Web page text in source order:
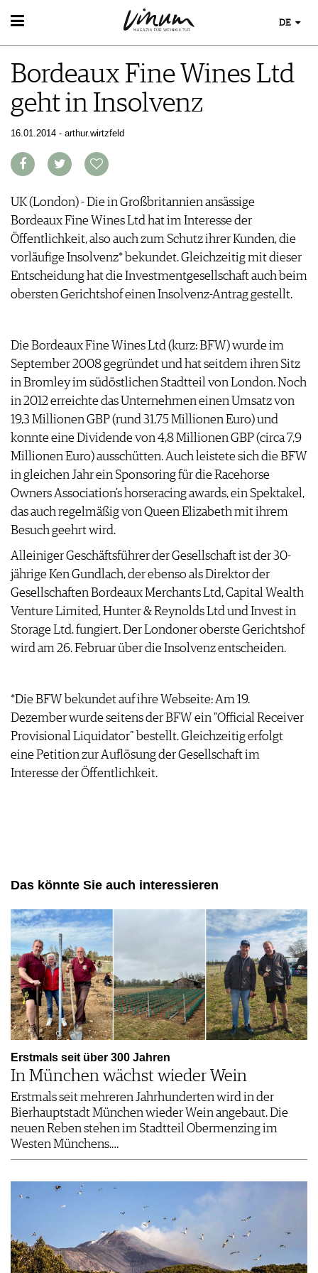
WEIN
WEINSUCHE
GUIDE WEINGÜTER
WINETRADECLUB
WEINE DES MONATS
TRINKREIFETABELLE
UNIQUE WINERIES
WEINWISSEN
WEINREGIONEN
WEINGESCHICHTE
WEINLAGERUNG
INFOGRAFIKEN
NEWS
EVENTS
EVENTKALENDER
EVENT-BILDER
FOOD PAIRING TIPPS
FOOD PAIRING TABELLE
KULINARIK
REZEPTE
HOTSPOTS
WEINREISEN
MAGAZIN
DOSSIER
KLARTEXT
EXTRAS
ABO
AUSGABE
MEDIATHEK
APPS
VIDEOS
BILDSTRECKEN
BÜCHER
NEWS
WEINWIRTSCHAFT
WEINSZENE
PORTRAITS
ANMELDEN
TRINKREIFETABELLE
ABO
NEWSLETTER
WINE TRADE CLUB
REDAKTION
JOBS
WERBUNG
PRESSE
IMPRESSUM
AGB & DATENSCHUTZ
DE
Bordeaux Fine Wines Ltd
geht in Insolvenz
16.01.2014 - arthur.wirtzfeld
UK (London) - Die in Großbritannien ansässige
Bordeaux Fine Wines Ltd hat im Interesse der
Öffentlichkeit, also auch zum Schutz ihrer Kunden, die
vorläufige Insolvenz* bekundet. Gleichzeitig mit dieser
Entscheidung hat die Investmentgesellschaft auch beim
obersten Gerichtshof einen Insolvenz-Antrag gestellt.
Die Bordeaux Fine Wines Ltd (kurz: BFW) wurde im
September 2008 gegründet und hat seitdem ihren Sitz
in Bromley im südöstlichen Stadtteil von London. Noch
in 2012 erreichte das Unternehmen einen Umsatz von
19,3 Millionen GBP (rund 31,75 Millionen Euro) und
konnte eine Dividende von 4,8 Millionen GBP (circa 7,9
Millionen Euro) ausschütten. Auch leistete sich die BFW
in gleichen Jahr ein Sponsoring für die Racehorse
Owners Association’s horseracing awards, ein Spektakel,
das auch regelmäßig von Queen Elizabeth mit ihrem
Besuch geehrt wird.
Alleiniger Geschäftsführer der Gesellschaft ist der 30-
jährige Ken Gundlach, der ebenso als Direktor der
Gesellschaften Bordeaux Merchants Ltd, Capital Wealth
Venture Limited, Hunter & Reynolds Ltd und Invest in
Storage Ltd. fungiert. Der Londoner oberste Gerichtshof
wird am 26. Februar über die Insolvenz entscheiden.
*Die BFW bekundet auf ihre Webseite: Am 19.
Dezember wurde seitens der BFW ein "Official Receiver
Provisional Liquidator" bestellt. Gleichzeitig erfolgt
eine Petition zur Auflösung der Gesellschaft im
Interesse der Öffentlichkeit.
Das könnte Sie auch interessieren
Erstmals seit über 300 Jahren
In München wächst wieder Wein
Erstmals seit mehreren Jahrhunderten wird in der
Bierhauptstadt München wieder Wein angebaut. Die
neuen Reben stehen im Stadtteil Obermenzing im
Westen Münchens.…